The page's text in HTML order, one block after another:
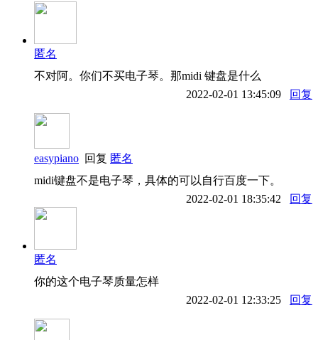
匿名
不对阿。你们不买电子琴。那midi 键盘是什么
2022-02-01 13:45:09
回复
easypiano 回复 匿名
midi键盘不是电子琴，具体的可以自行百度一下。
2022-02-01 18:35:42
回复
匿名
你的这个电子琴质量怎样
2022-02-01 12:33:25
回复